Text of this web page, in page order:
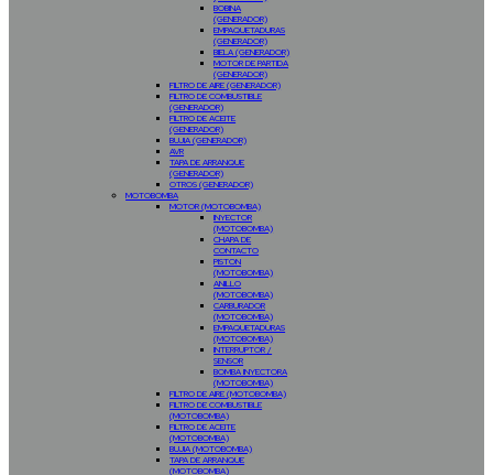
BOBINA
(GENERADOR)
EMPAQUETADURAS
(GENERADOR)
BIELA (GENERADOR)
MOTOR DE PARTIDA
(GENERADOR)
FILTRO DE AIRE (GENERADOR)
FILTRO DE COMBUSTIBLE
(GENERADOR)
FILTRO DE ACEITE
(GENERADOR)
BUJIA (GENERADOR)
AVR
TAPA DE ARRANQUE
(GENERADOR)
OTROS (GENERADOR)
MOTOBOMBA
MOTOR (MOTOBOMBA)
INYECTOR
(MOTOBOMBA)
CHAPA DE
CONTACTO
PISTON
(MOTOBOMBA)
ANILLO
(MOTOBOMBA)
CARBURADOR
(MOTOBOMBA)
EMPAQUETADURAS
(MOTOBOMBA)
INTERRUPTOR /
SENSOR
BOMBA INYECTORA
(MOTOBOMBA)
FILTRO DE AIRE (MOTOBOMBA)
FILTRO DE COMBUSTIBLE
(MOTOBOMBA)
FILTRO DE ACEITE
(MOTOBOMBA)
BUJIA (MOTOBOMBA)
TAPA DE ARRANQUE
(MOTOBOMBA)